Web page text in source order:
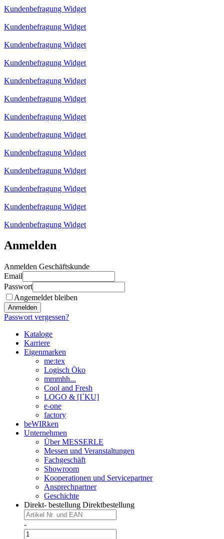
Kundenbefragung Widget
Kundenbefragung Widget
Kundenbefragung Widget
Kundenbefragung Widget
Kundenbefragung Widget
Kundenbefragung Widget
Kundenbefragung Widget
Kundenbefragung Widget
Kundenbefragung Widget
Kundenbefragung Widget
Kundenbefragung Widget
Kundenbefragung Widget
Kundenbefragung Widget
Anmelden
Anmelden Geschäftskunde
Email
Passwort
Angemeldet bleiben
Anmelden
Passwort vergessen?
Kataloge
Karriere
Eigenmarken
me:tex
Logisch Öko
mmmhh...
Cool and Fresh
LOGO & [I´KU]
e-one
factory
beWIRken
Unternehmen
Über MESSERLE
Messen und Veranstaltungen
Fachgeschäft
Showroom
Kooperationen und Servicepartner
Ansprechpartner
Geschichte
Direkt- bestellung Direktbestellung
-